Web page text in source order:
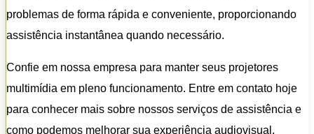
problemas de forma rápida e conveniente, proporcionando
assistência instantânea quando necessário.
Confie em nossa empresa para manter seus projetores
multimídia em pleno funcionamento. Entre em contato hoje
para conhecer mais sobre nossos serviços de assistência e
como podemos melhorar sua experiência audiovisual.